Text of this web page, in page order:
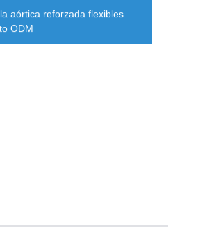
aórtica reforzada flexibles
ODM